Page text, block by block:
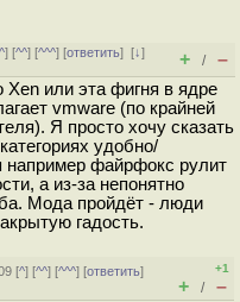
^] [^^] [^^^] [ответить][↓]
+ / –
Xen или эта фигня в ядре
vmware (по крайней
Я просто хочу сказать
удобно/
например файрфокс рулит
а из-за непонятно
Мода пройдёт - люди
гадость.
[^] [^^] [^^^] [ответить]
+1
+ / –